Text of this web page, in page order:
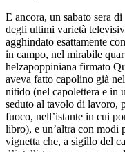
E ancora, un sabato sera
degli ultimi varietà
agghindato esattamente
in campo, nel mirabile
helzapoppiniana firmato
aveva fatto capolino già
nitido (nel capolettera e in
seduto al tavolo di lavoro,
fuoco, nell’istante in cui
libro), e un’altra con modi
vignetta che, a sigillo del